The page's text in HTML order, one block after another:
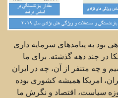
بود به پیامدهای سرمایه داری
در چند دهه گذشته. برای ما
و چه متنفر از آن، چه در ایران
امریکا همیشه کشوری بوده
سیاست، اقتصاد و نگرش ما